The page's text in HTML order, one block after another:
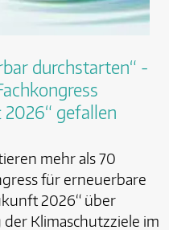
durchstarten“ -
gefallen
mehr als 70
für erneuerbare
2026“ über
Klimaschutzziele im